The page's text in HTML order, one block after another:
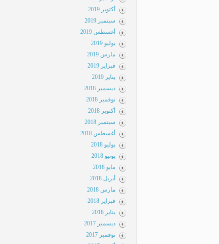
أكتوبر 2019
سبتمبر 2019
أغسطس 2019
يوليو 2019
مارس 2019
فبراير 2019
يناير 2019
ديسمبر 2018
نوفمبر 2018
أكتوبر 2018
سبتمبر 2018
أغسطس 2018
يوليو 2018
يونيو 2018
مايو 2018
أبريل 2018
مارس 2018
فبراير 2018
يناير 2018
ديسمبر 2017
نوفمبر 2017